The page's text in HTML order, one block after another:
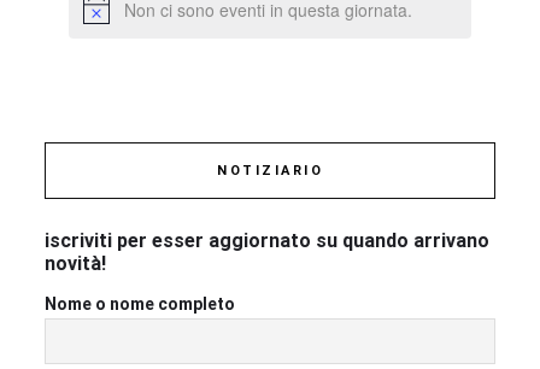
Non ci sono eventi in questa giornata.
NOTIZIARIO
iscriviti per esser aggiornato su quando arrivano
novità!
Nome o nome completo